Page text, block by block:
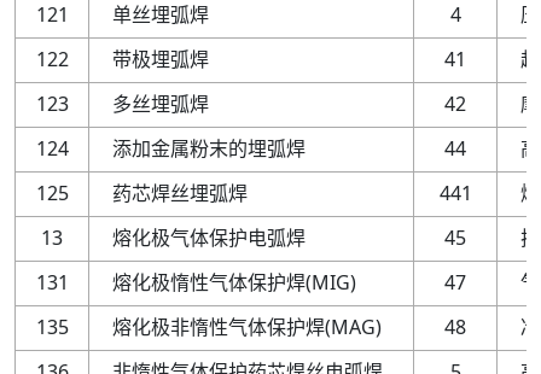
121
单丝埋弧焊 4
122
带极埋弧焊 41
123
多丝埋弧焊 42
124
添加金属粉末的埋弧焊 44
125
药芯焊丝埋弧焊 441
13
熔化极气体保护电弧焊 45
131
熔化极惰性气体保护焊(MIG) 47
135
熔化极非惰性气体保护焊(MAG) 48